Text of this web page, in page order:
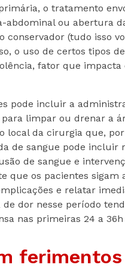
o tratamento
ou abertura
conservador (tudo isso
o uso de certos tipos
fator que
pode incluir a
limpar ou drenar a
local da cirurgia que,
de sangue pode incluir
de sangue e
que os pacientes
e relatar
de dor nesse período
nas primeiras 24 a
ferimentos